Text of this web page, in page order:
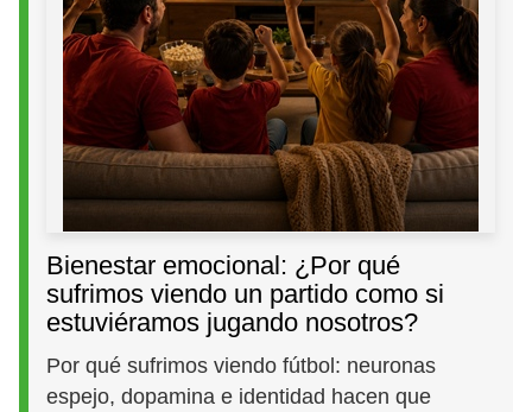
Bienestar emocional: ¿Por qué
sufrimos viendo un partido como si
estuviéramos jugando nosotros?
Por qué sufrimos viendo fútbol: neuronas
espejo, dopamina e identidad hacen que